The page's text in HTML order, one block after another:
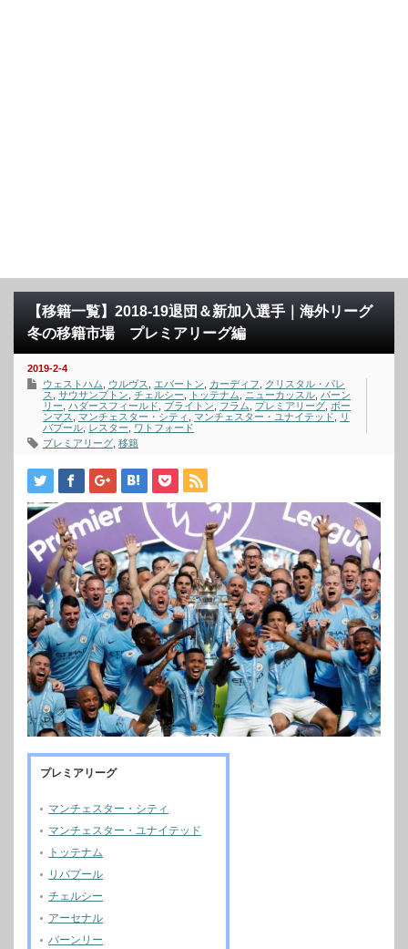
【移籍一覧】2018-19退団＆新加入選手｜海外リーグ
冬の移籍市場 プレミアリーグ編
2019-2-4
ウェストハム
ウルヴス エバートン カーディフ
クリスタル・パレ
ス
サウサンプトン チェルシー トッテナム ニューカッスル バーン
リー ハダースフィールド ブライトン フラム プレミアリーグ ボー
ンマス
マンチェスター・シティ マンチェスター・ユナイテッド
リ
バプール レスター
ワトフォード
プレミアリーグ 移籍
プレミアリーグ
マンチェスター・シティ
マンチェスター・ユナイテッド
トッテナム
リバプール
チェルシー
アーセナル
バーンリー